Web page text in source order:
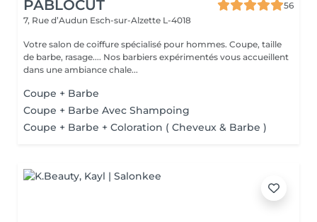
PABLOCUT
56
7, Rue d’Audun Esch-sur-Alzette L-4018
Votre salon de coiffure spécialisé pour hommes. Coupe, taille
de barbe, rasage.... Nos barbiers expérimentés vous accueillent
dans une ambiance chale...
Coupe + Barbe
Coupe + Barbe Avec Shampoing
Coupe + Barbe + Coloration ( Cheveux & Barbe )